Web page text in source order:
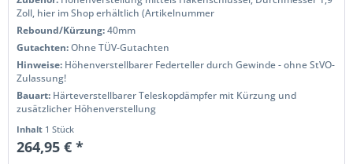
Zoll, hier im Shop erhältlich (Artikelnummer
Rebound/Kürzung:40mm
Gutachten:Ohne TÜV-Gutachten
Hinweise: Höhenverstellbarer Federteller durch Gewinde - ohne StVO-
Zulassung!
Bauart: Härteverstellbarer Teleskopdämpfer mit Kürzung und
zusätzlicher Höhenverstellung
Inhalt 1 Stück
264,95 € *